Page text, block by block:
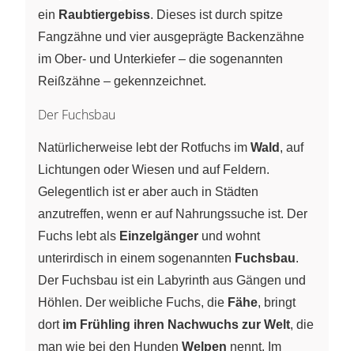
ein Raubtiergebiss. Dieses ist durch spitze
Fangzähne und vier ausgeprägte Backenzähne
im Ober- und Unterkiefer – die sogenannten
Reißzähne – gekennzeichnet.
Der Fuchsbau
Natürlicherweise lebt der Rotfuchs im Wald , auf
Lichtungen oder Wiesen und auf Feldern.
Gelegentlich ist er aber auch in Städten
anzutreffen, wenn er auf Nahrungssuche ist. Der
Fuchs lebt als Einzelgänger und wohnt
unterirdisch in einem sogenannten Fuchsbau.
Der Fuchsbau ist ein Labyrinth aus Gängen und
Höhlen. Der weibliche Fuchs, die Fähe, bringt
dort im Frühling ihren Nachwuchs zur Welt, die
man wie bei den Hunden Welpen nennt. Im